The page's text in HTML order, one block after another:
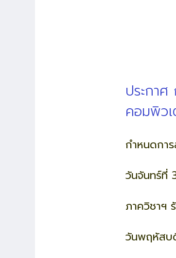
ประกา
คอมพิว
กำหนดกา
วันจันทร์ที่
ภาควิชาฯ
วันพฤหัสบ